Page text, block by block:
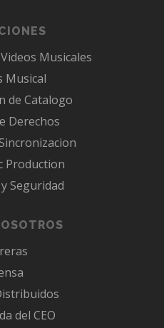
Musicales
Musical
de Catalogo
Derechos
Production
Seguridad
del CEO